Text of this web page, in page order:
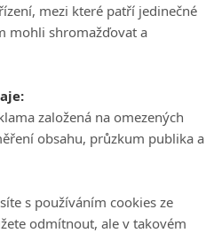
mezi které patří jedinečné
mohli shromažďovat a
založená na omezených
obsahu, průzkum publika a
s používáním cookies ze
odmítnout, ale v takovém